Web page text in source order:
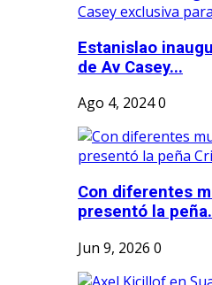
Estanislao
de Av Casey...
Ago 4, 20240
Con diferentes
presentó la
Jun 9, 2026 0